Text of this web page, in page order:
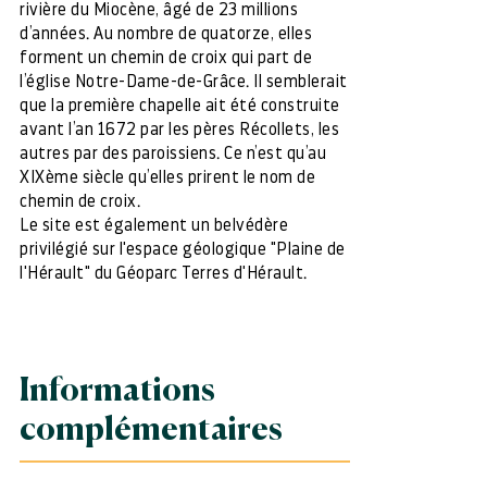
rivière du Miocène, âgé de 23 millions
d’années. Au nombre de quatorze, elles
forment un chemin de croix qui part de
l’église Notre-Dame-de-Grâce. Il semblerait
que la première chapelle ait été construite
avant l’an 1672 par les pères Récollets, les
autres par des paroissiens. Ce n’est qu’au
XIXème siècle qu’elles prirent le nom de
chemin de croix.
Le site est également un belvédère
privilégié sur l'espace géologique "Plaine de
l'Hérault" du Géoparc Terres d'Hérault.
Informations
complémentaires